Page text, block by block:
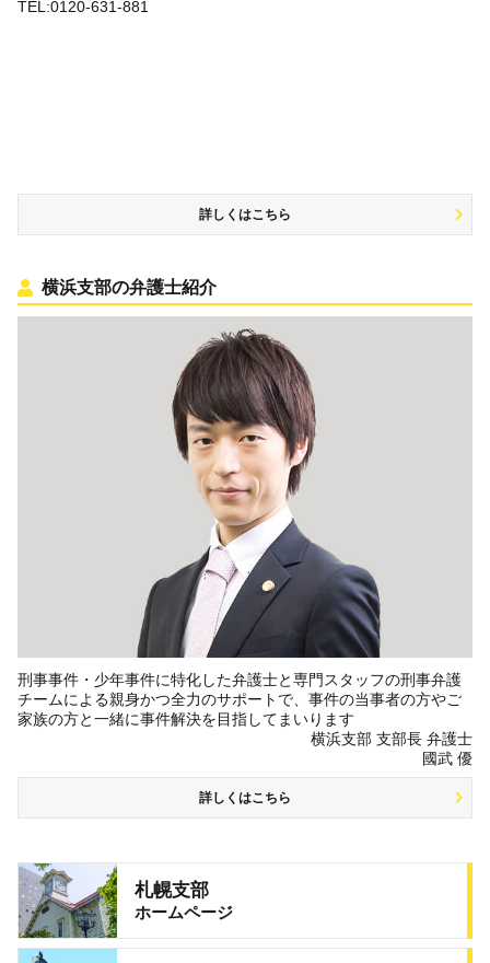
TEL:0120-631-881
詳しくはこちら
横浜支部の弁護士紹介
刑事事件・少年事件に特化した弁護士と専門スタッフの刑事弁護
チームによる親身かつ全力のサポートで、事件の当事者の方やご
家族の方と一緒に事件解決を目指してまいります
横浜支部 支部長 弁護士
國武 優
詳しくはこちら
札幌支部
ホームページ